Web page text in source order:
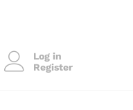
Log in
Register